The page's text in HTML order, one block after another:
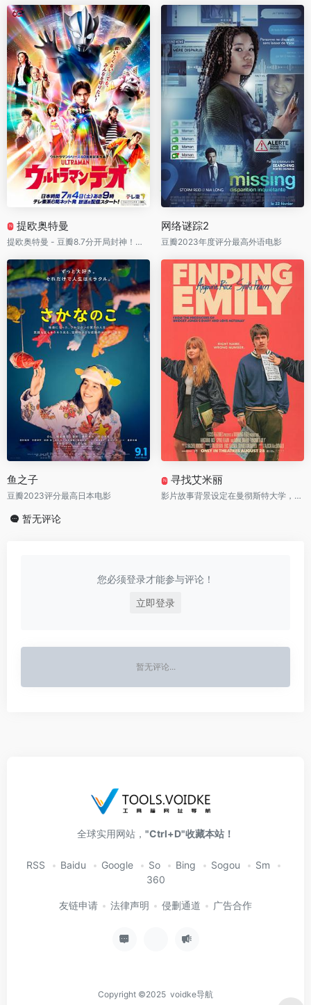
N 提欧奥特曼
提欧奥特曼 - 豆瓣8.7分开局封神！故乡被怪兽彻底摧毁，孤独外星人化身蓝色巨人守护地球
网络谜踪2
豆瓣2023年度评分最高外语电影
鱼之子
豆瓣2023评分最高日本电影
N 寻找艾米丽
影片故事背景设定在曼彻斯特大学，精准捕捉了女权活动、短视频热点等当代年轻人的日常碎片。痴心歌手（斯派克·费恩 饰）鼓起勇气想打给暗恋对象艾米丽，却拿错了号码——阴差阳错联系上焦头烂额的心理学系学生（安格瑞·赖斯 饰）。两人一拍即合组队，在校园与伦敦街头展开""寻人行动""，却没 料到这一路乌龙频出、搅动整所大学的风波，也逼着他们直面自己真正在找的是那个人——还是某种不敢承认的期待。
暂无评论
您必须登录才能参与评论！
立即登录
暂无评论...
全球实用网站， "Ctrl+D"收藏本站！
RSS Baidu Google So Bing Sogou
Sm
360
友链申请 法律声明 侵删通道 广告合作
Copyright ©2025 voidke导航